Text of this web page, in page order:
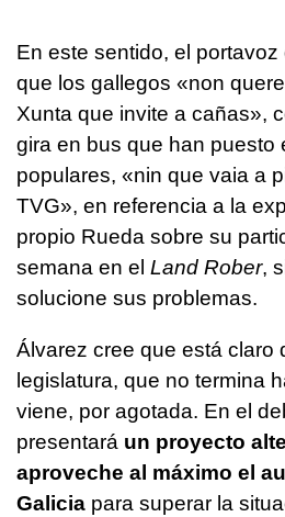
En este sentido, el
que los gallegos «non
Xunta que invite a cañas»,
gira en bus que han puesto
populares, «nin que vaia a
TVG», en referencia a la
propio Rueda sobre su
semana en el Land Rober,
solucione sus problemas.
Álvarez cree que está claro
legislatura, que no termina
viene, por agotada. En el
presentará un proyecto
aproveche al máximo el
Galicia para superar la